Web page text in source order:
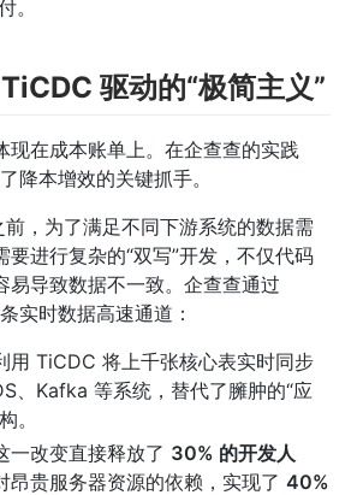
。
驱动的“极简主义”
现在成本账单上。在企查查的实践
降本增效的关键抓手。
，为了满足不同下游系统的数据需
要进行复杂的“双写”开发，不仅代码
易导致数据不一致。企查查通过
实时数据高速通道：
用 TiCDC 将上千张核心表实时同步
、Kafka 等系统，替代了臃肿的“应
。
一改变直接释放了 30% 的开发人
昂贵服务器资源的依赖，实现了 40%